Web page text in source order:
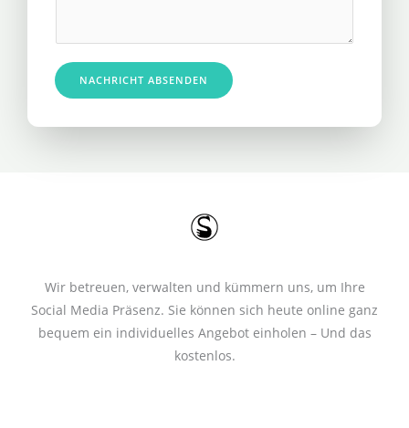
n
u
m
e
NACHRICHT ABSENDEN
Wir betreuen, verwalten und kümmern uns, um Ihre
Social Media Präsenz. Sie können sich heute online ganz
bequem ein individuelles Angebot einholen – Und das
kostenlos.